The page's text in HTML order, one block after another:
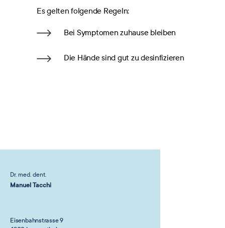
Es gelten folgende Regeln:
Bei Symptomen zuhause bleiben
Die Hände sind gut zu desinfizieren
Dr. med. dent.
Manuel Tacchi
Eisenbahnstrasse 9